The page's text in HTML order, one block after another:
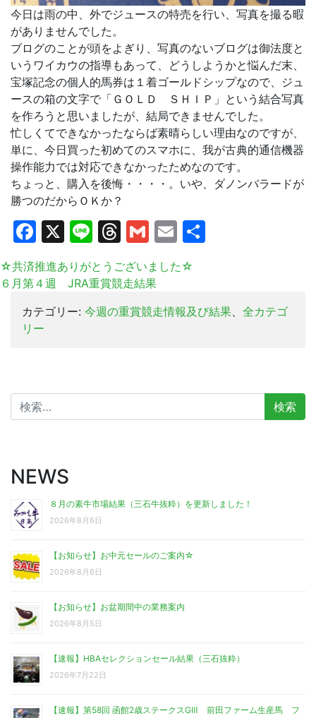
今日は雨の中、外でジュースの特売を行い、写真を撮る暇
がありませんでした。
ブログのことが頭をよぎり、写真のないブログは御法度と
いうワイカウの指導もあって、どうしようかと悩んだ末、
宝塚記念の個人的馬券は１着ゴールドシップなので、ジュ
ースの箱の文字で「ＧＯＬＤ ＳＨＩＰ」という結合写真
を作ろうと思いましたが、結局できませんでした。
忙しくてできなかったならば素晴らしい理由なのですが、
単に、今日買った初めてのスマホに、我が古典的通信機器
操作能力では対応できなかったためなのです。
ちょっと、購入を後悔・・・・。いや、ダノンバラードが
勝つのだからＯＫか？
Facebook
X LineThreads
Gmail
Email
☆共済推進ありがとうございました☆
６月第４週 JRA重賞競走結果
カテゴリー: 今週の重賞競走情報及び結果、 全カテゴ
リー
検
索:
NEWS
８月の素牛市場結果（三石牛抜粋）を更新しました！
2026年8月6日
【お知らせ】お中元セールのご案内☆
2026年8月6日
【お知らせ】お盆期間中の業務案内
2026年8月5日
【速報】HBAセレクションセール結果（三石抜粋）
2026年7月22日
【速報】第58回 函館2歳ステークスGⅢ 前田ファーム生産馬 フ